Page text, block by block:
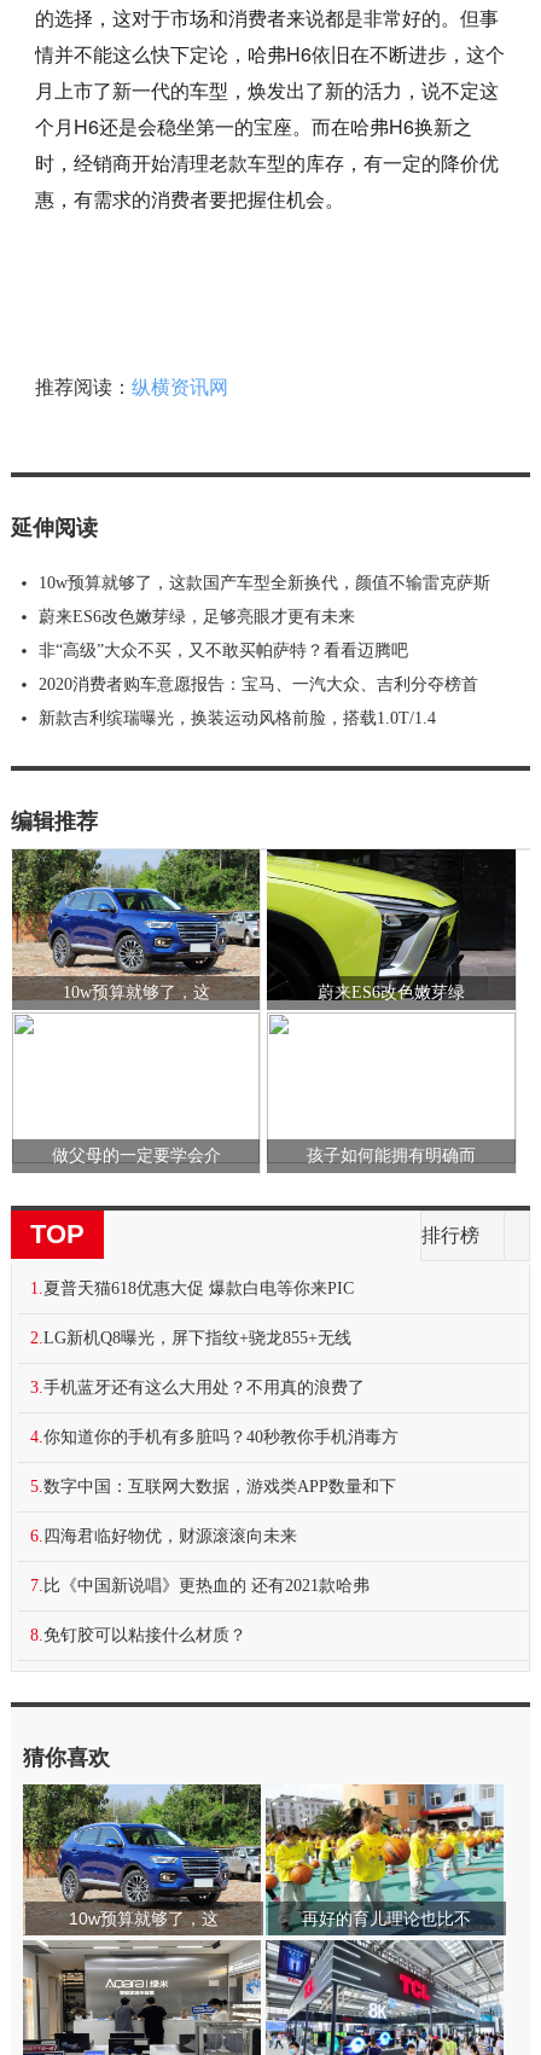
的选择，这对于市场和消费者来说都是非常好的。但事
情并不能这么快下定论，哈弗H6依旧在不断进步，这个
月上市了新一代的车型，焕发出了新的活力，说不定这
个月H6还是会稳坐第一的宝座。而在哈弗H6换新之
时，经销商开始清理老款车型的库存，有一定的降价优
惠，有需求的消费者要把握住机会。
推荐阅读： 纵横资讯网
延伸阅读
10w预算就够了，这款国产车型全新换代，颜值不输雷克萨斯
蔚来ES6改色嫩芽绿，足够亮眼才更有未来
非“高级”大众不买，又不敢买帕萨特？看看迈腾吧
2020消费者购车意愿报告：宝马、一汽大众、吉利分夺榜首
新款吉利缤瑞曝光，换装运动风格前脸，搭载1.0T/1.4
编辑推荐
10w预算就够了，这 蔚来ES6改色嫩芽绿
做父母的一定要学会介 孩子如何能拥有明确而
TOP 排行榜
1.夏普天猫618优惠大促 爆款白电等你来PIC
2.LG新机Q8曝光，屏下指纹+骁龙855+无线
3.手机蓝牙还有这么大用处？不用真的浪费了
4.你知道你的手机有多脏吗？40秒教你手机消毒方
5.数字中国：互联网大数据，游戏类APP数量和下
6. 四海君临好物优，财源滚滚向未来
7. 比《中国新说唱》更热血的 还有2021款哈弗
8.免钉胶可以粘接什么材质？
猜你喜欢
10w预算就够了，这 再好的育儿理论也比不